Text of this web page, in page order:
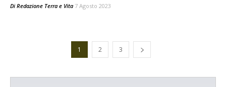
Di Redazione Terra e Vita 7 Agosto 2023
1 2 3